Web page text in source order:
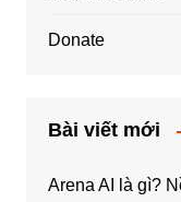
Donate
Bài viết mới
Arena AI là gì?